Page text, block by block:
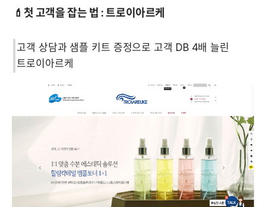
💄 첫 고객을 잡는 법 : 트로이아르케
고객 상담과 샘플 키트 증정으로 고객 DB 4배 늘린